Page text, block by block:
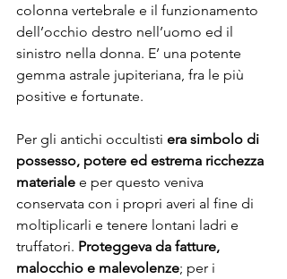
colonna vertebrale e il funzionamento
dell’occhio destro nell’uomo ed il
sinistro nella donna. E’ una potente
gemma astrale jupiteriana, fra le più
positive e fortunate.
Per gli antichi occultisti era simbolo di
possesso, potere ed estrema ricchezza
materiale e per questo veniva
conservata con i propri averi al fine di
moltiplicarli e tenere lontani ladri e
truffatori. Proteggeva da fatture,
malocchio e malevolenze; per i